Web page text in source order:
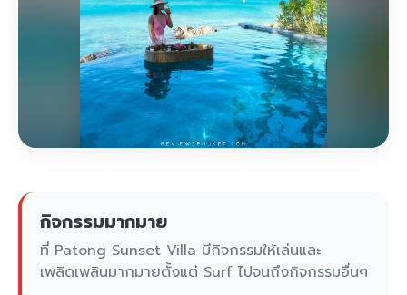
กิจกรรมมากมาย
ที่ Patong Sunset Villa มีกิจกรรมให้เล่นและ
เพลิดเพลินมากมายตั้งแต่ Surf ไปจนถึงกิจกรรมอื่นๆ